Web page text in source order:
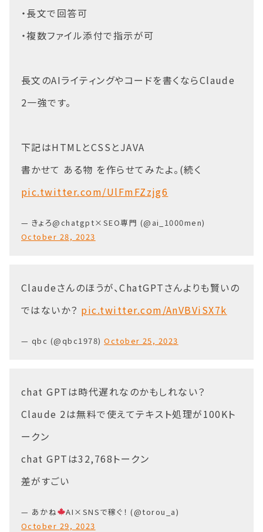
・長文で回答可
・複数ファイル添付で指示が可
長文のAIライティングやコードを書くならClaude
2一強です。
下記はHTMLとCSSとJAVA
書かせて ある物 を作らせてみたよ。(続く
pic.twitter.com/UlFmFZzjg6
— きょろ@chatgpt×SEO専門 (@ai_1000men)
October 28, 2023
Claudeさんのほうが、ChatGPTさんよりも賢いの
ではないか？ pic.twitter.com/AnVBViSX7k
— qbc (@qbc1978)October 25, 2023
chat GPTは時代遅れなのかもしれない？
Claude 2は無料で使えてテキスト処理が100Kト
ークン
chat GPTは32,768トークン
差がすごい
— あかね
AI×SNSで稼ぐ！ (@torou_a)
October 29, 2023